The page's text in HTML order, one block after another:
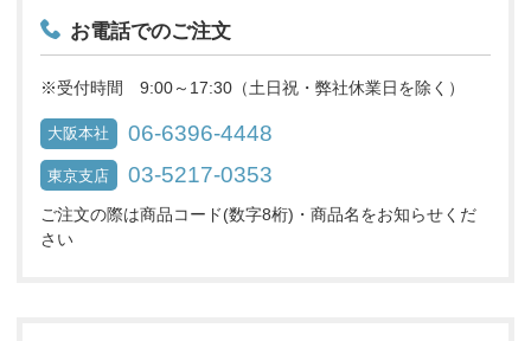
お電話でのご注文
※受付時間 9:00～17:30（土日祝・弊社休業日を除く）
大阪本社 06-6396-4448
東京支店 03-5217-0353
ご注文の際は商品コード(数字8桁)・商品名をお知らせくだ
さい